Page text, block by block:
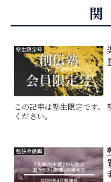
塾生限定号
この記事は塾生限定です。
ください。
勉強会動画